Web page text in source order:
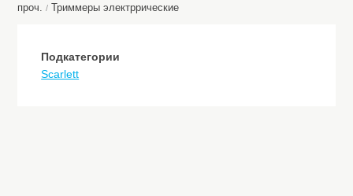
проч. / Триммеры электррические
Подкатегории
Scarlett